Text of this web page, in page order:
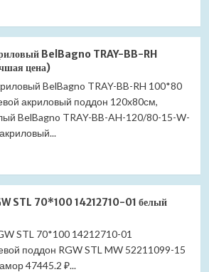
BelBagno TRAY-BB-RH
цена)
BelBagno TRAY-BB-RH 100*80
акриловый поддон 120x80см,
BelBagno TRAY-BB-AH-120/80-15-W-
STL 70*100 14212710-01 белый
STL 70*100 14212710-01
поддон RGW STL MW 52211099-15
47445.2 ₽...